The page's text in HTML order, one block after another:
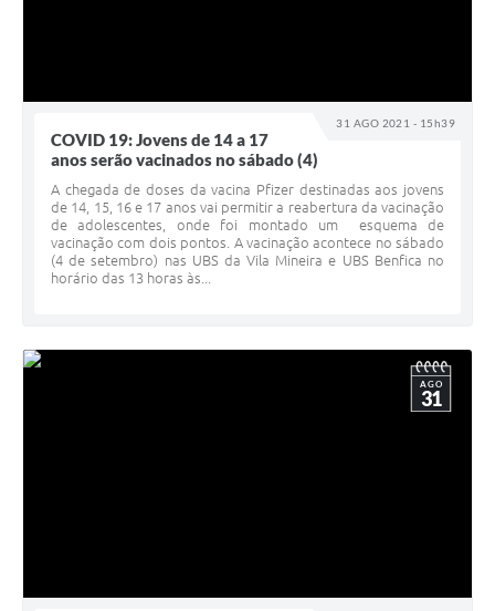
31 AGO 2021 - 15h39
COVID 19: Jovens de 14 a 17
anos serão vacinados no sábado (4)
A chegada de doses da vacina Pfizer destinadas aos jovens
de 14, 15, 16 e 17 anos vai permitir a reabertura da vacinação
de adolescentes, onde foi montado um esquema de
vacinação com dois pontos. A vacinação acontece no sábado
(4 de setembro) nas UBS da Vila Mineira e UBS Benfica no
horário das 13 horas às...
AGO
31